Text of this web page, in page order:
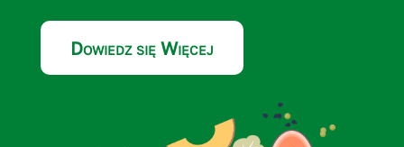
Dowiedz się Więcej